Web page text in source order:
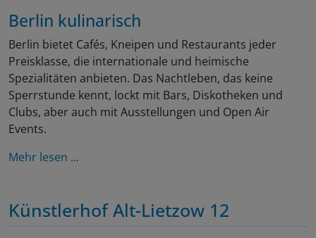
Berlin kulinarisch
Berlin bietet Cafés, Kneipen und Restaurants jeder
Preisklasse, die internationale und heimische
Spezialitäten anbieten. Das Nachtleben, das keine
Sperrstunde kennt, lockt mit Bars, Diskotheken und
Clubs, aber auch mit Ausstellungen und Open Air
Events.
Mehr lesen ...
Künstlerhof Alt-Lietzow 12